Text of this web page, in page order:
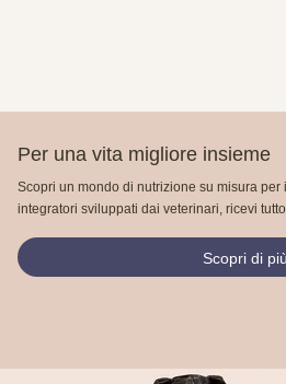
Per una vita migliore insieme
Scopri un mondo di nutrizione su misura per
integratori sviluppati dai veterinari, ricevi
Scopri di più